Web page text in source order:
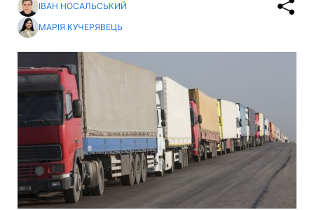
ІВАН НОСАЛЬСЬКИЙ
МАРІЯ КУЧЕРЯВЕЦЬ